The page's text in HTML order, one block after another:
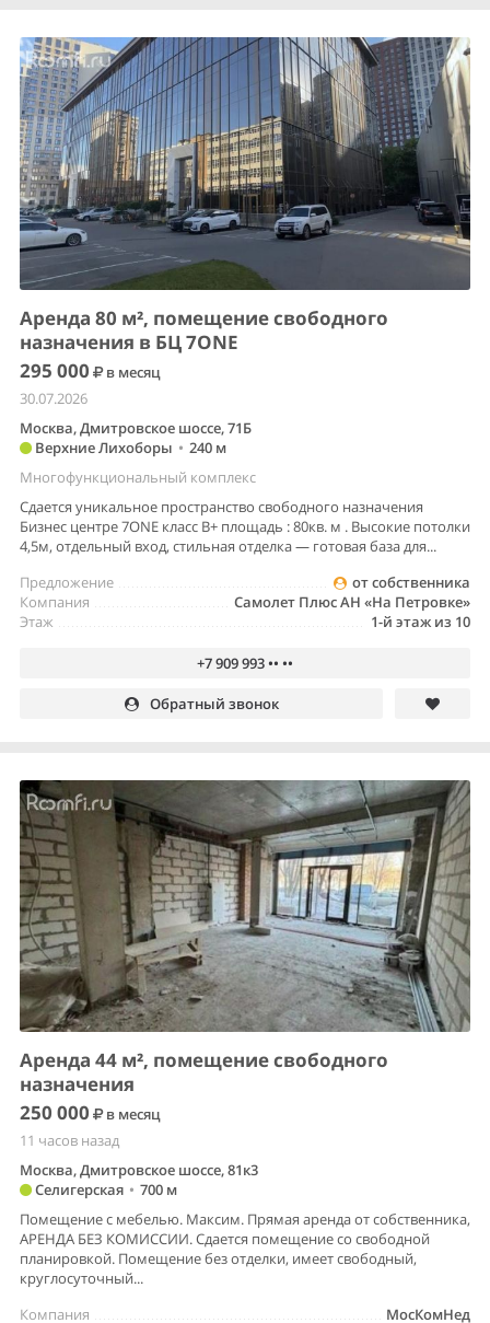
Аренда 80 м², помещение свободного
назначения в БЦ 7ONE
295 000
в месяц
30.07.2026
Москва, Дмитровское шоссе, 71Б
Верхние Лихоборы • 240 м
Многофункциональный комплекс
Сдается уникальное пространство свободного назначения
Бизнес центре 7ONE класс В+ площадь : 80кв. м . Высокие потолки
4,5м, отдельный вход, стильная отделка — готовая база для...
от собственника
Предложение
Самолет Плюс АН «На Петровке»
Компания
1-й этаж из 10
Этаж
+7 909 993 •• ••
Обратный звонок
Аренда 44 м², помещение свободного
назначения
250 000
в месяц
11 часов назад
Москва, Дмитровское шоссе, 81к3
Селигерская • 700 м
Помещение с мебелью. Максим. Прямая аренда от собственника,
АРЕНДА БЕЗ КОМИССИИ. Сдается помещение со свободной
планировкой. Помещение без отделки, имеет свободный,
круглосуточный...
МосКомНед
Компания